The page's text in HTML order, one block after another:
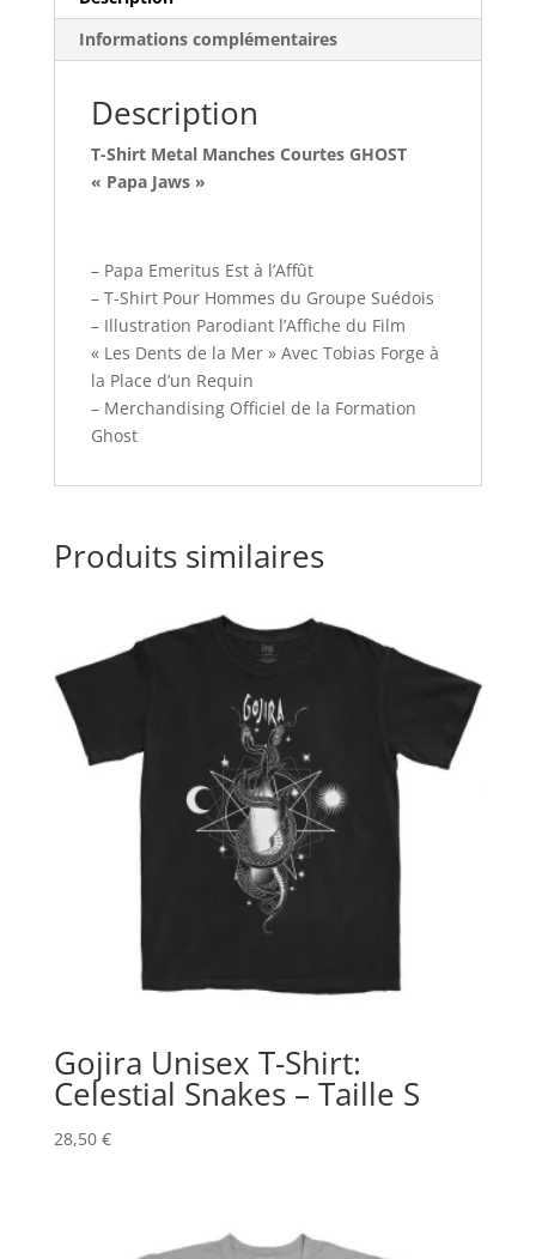
Homme
Informations complémentaires
Description
T-Shirt Metal Manches Courtes GHOST
« Papa Jaws »
– Papa Emeritus Est à l’Affût
– T-Shirt Pour Hommes du Groupe Suédois
– Illustration Parodiant l’Affiche du Film
« Les Dents de la Mer » Avec Tobias Forge à
la Place d’un Requin
– Merchandising Officiel de la Formation
Ghost
Produits similaires
Gojira Unisex T-Shirt:
Celestial Snakes – Taille S
28,50 €